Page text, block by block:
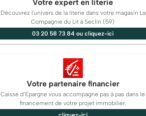
Votre expert en literie
Découvrez l'univers de la literie dans votre magasin La
Compagnie du Lit à Seclin (59)
03 20 58 73 84 ou cliquez-ici
Votre partenaire financier
Caisse d’Epargne vous accompagne pas à pas dans le
financement de votre projet immobilier.